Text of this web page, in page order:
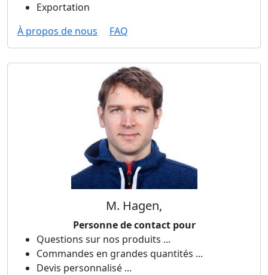
Exportation
À propos de nous
FAQ
M. Hagen,
Personne de contact pour
Questions sur nos produits ...
Commandes en grandes quantités ...
Devis personnalisé ...